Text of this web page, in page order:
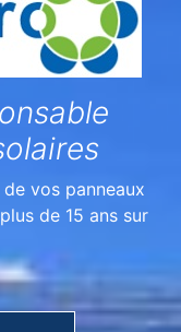
vos panneaux
de 15 ans sur